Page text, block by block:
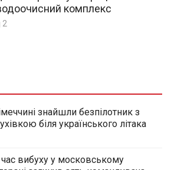
комплекс
2
знайшли безпілотник з
біля українського літака
час вибуху у московському